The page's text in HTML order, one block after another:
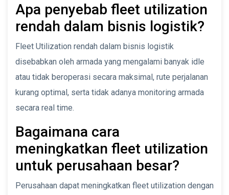
Apa penyebab fleet utilization
rendah dalam bisnis logistik?
Fleet Utilization rendah dalam bisnis logistik
disebabkan oleh armada yang mengalami banyak idle
atau tidak beroperasi secara maksimal, rute perjalanan
kurang optimal, serta tidak adanya monitoring armada
secara real time.
Bagaimana cara
meningkatkan fleet utilization
untuk perusahaan besar?
Perusahaan dapat meningkatkan fleet utilization dengan